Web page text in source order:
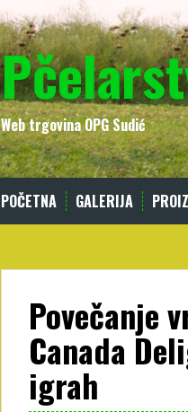
Web trgovina OPG Sudić
POČETNA GALERIJA
Povečanje
Canada
igrah